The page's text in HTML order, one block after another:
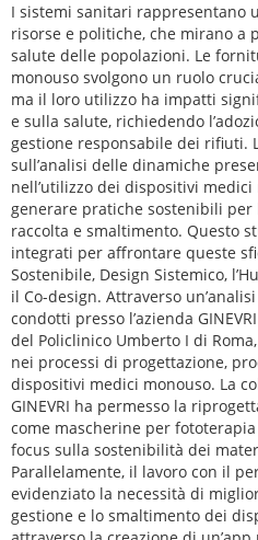
I sistemi sanitari rappresentano
risorse e politiche, che mirano a
salute delle popolazioni. Le
monouso svolgono un ruolo
ma il loro utilizzo ha impatti
e sulla salute, richiedendo
gestione responsabile dei rifiuti.
sull’analisi delle dinamiche
nell’utilizzo dei dispositivi medici
generare pratiche sostenibili per
raccolta e smaltimento. Questo
integrati per affrontare queste
Sostenibile, Design Sistemico,
il Co-design. Attraverso
condotti presso l’azienda
del Policlinico Umberto I di
nei processi di progettazione,
dispositivi medici monouso. La
GINEVRI ha permesso la
come mascherine per
focus sulla sostenibilità dei
Parallelamente, il lavoro con il
evidenziato la necessità di
gestione e lo smaltimento dei